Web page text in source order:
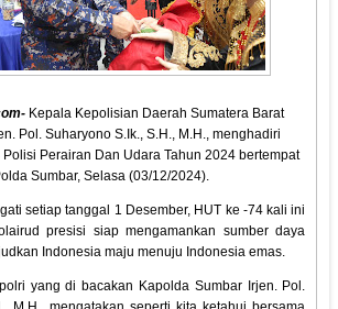
Kepala Kepolisian Daerah Sumatera Barat
Pol. Suharyono S.Ik., S.H., M.H., menghadiri
Perairan Dan Udara Tahun 2024 bertempat
Sumbar, Selasa (03/12/2024).
setiap tanggal 1 Desember, HUT ke -74 kali ini
presisi siap mengamankan sumber daya
Indonesia maju menuju Indonesia emas.
yang di bacakan Kapolda Sumbar Irjen. Pol.